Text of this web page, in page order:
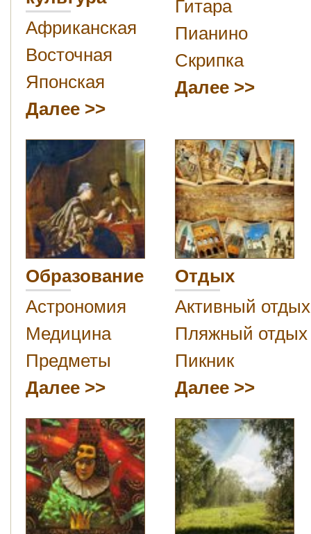
Африканская
Восточная
Японская
Далее
Гитара
Пианино
Скрипка
Далее
Образование
Астрономия
Медицина
Предметы
Далее
Отдых
Активный отдых
Пляжный отдых
Пикник
Далее